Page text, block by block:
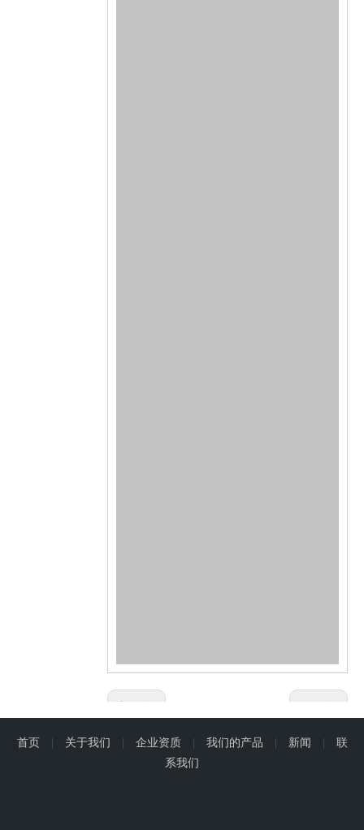
Product Inquiry
首页 关于我们 企业资质 我们的产品 新闻
联
系我们